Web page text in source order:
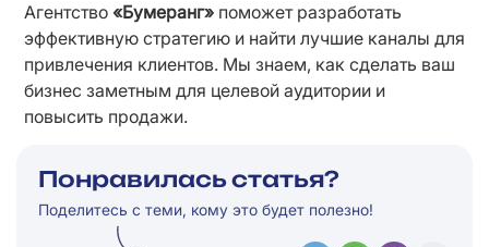
Агентство «Бумеранг» поможет разработать
эффективную стратегию и найти лучшие каналы для
привлечения клиентов. Мы знаем, как сделать ваш
бизнес заметным для целевой аудитории и
повысить продажи.
Понравилась статья?
Поделитесь с теми, кому это будет полезно!